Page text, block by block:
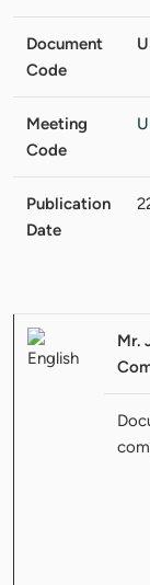
Document
Code
Meeting
Code
Publication
Date
Mr.